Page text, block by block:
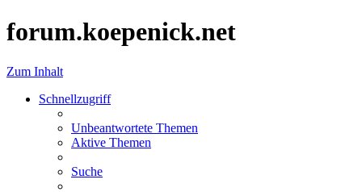
forum.koepenick.net
Zum Inhalt
Schnellzugriff
Unbeantwortete Themen
Aktive Themen
Suche